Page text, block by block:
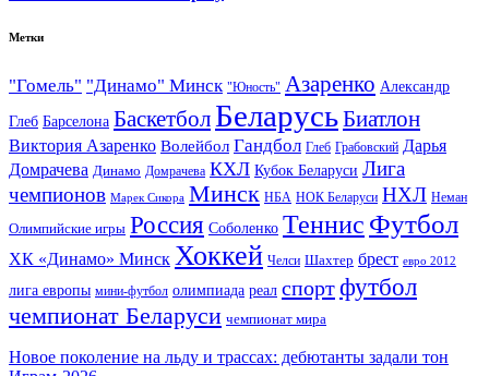
Метки
"Гомель" "Динамо" Минск "Юность" Азаренко Александр
Глеб Барселона Баскетбол БеларусьБиатлон
Виктория Азаренко Волейбол Гандбол Глеб Грабовский Дарья
Домрачева Динамо Домрачева КХЛ Кубок Беларуси Лига
чемпионов Марек Сикора Минск НБА НОК Беларуси НХЛ Неман
Олимпийские игры Россия Соболенко Теннис Футбол
ХК «Динамо» Минск Хоккей Челси Шахтер брест евро 2012
лига европы мини-футбол олимпиада реал спортфутбол
чемпионат Беларуси чемпионат мира
Новое поколение на льду и трассах: дебютанты задали тон